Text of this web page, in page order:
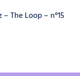
The Loop – n°15